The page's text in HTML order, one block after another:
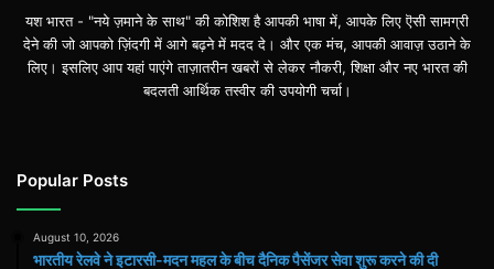
यश भारत - "नये ज़माने के साथ" की कोशिश है आपकी भाषा में, आपके लिए ऎसी सामग्री
देने की जो आपको ज़िंदगी में आगे बढ़ने में मदद दे। और एक मंच, आपकी आवाज़ उठाने के
लिए। इसलिए आप यहां पाएंगे ताज़ातरीन खबरों से लेकर नौकरी, शिक्षा और नए भारत की
बदलती आर्थिक तस्वीर की उपयोगी चर्चा।
Popular Posts
August 10, 2026
भारतीय रेलवे ने इटारसी-मदन महल के बीच दैनिक पैसेंजर सेवा शुरू करने की दी